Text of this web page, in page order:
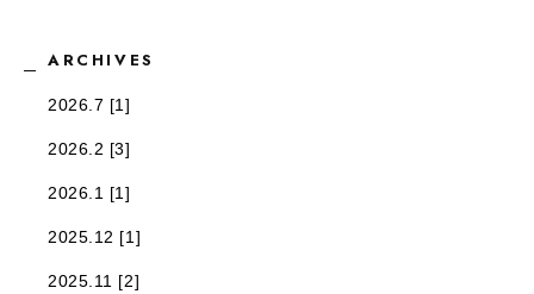
ARCHIVES
2026.7 [1]
2026.2 [3]
2026.1 [1]
2025.12 [1]
2025.11 [2]